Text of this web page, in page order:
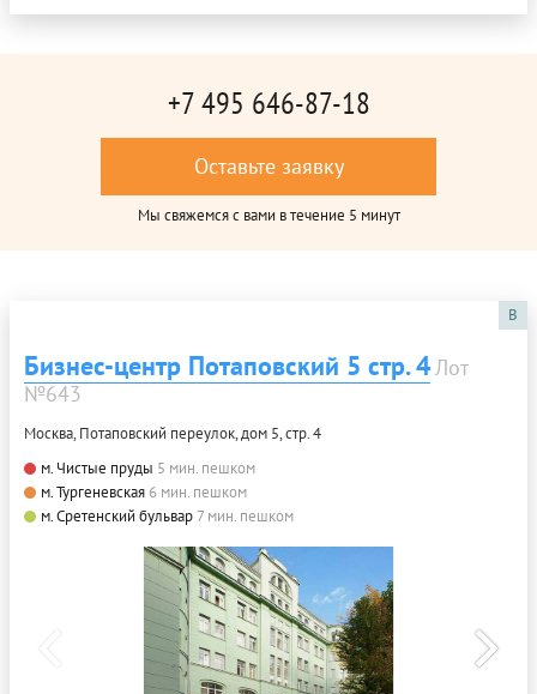
+7 495 646-87-18
Оставьте заявку
Мы свяжемся с вами в течение 5 минут
B
Бизнес-центр Потаповский 5 стр. 4Лот
№643
Москва, Потаповский переулок, дом 5, стр. 4
м. Чистые пруды 5 мин. пешком
м. Тургеневская 6 мин. пешком
м. Сретенский бульвар 7 мин. пешком